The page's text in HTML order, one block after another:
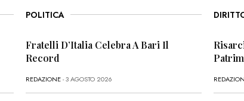
POLITICA
Fratelli D’Italia Celebra A Bari Il
Record
REDAZIONE- 3 AGOSTO 2026